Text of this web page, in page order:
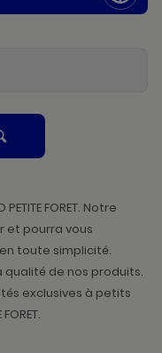
FORET. Notre
et pourra vous
toute simplicité.
de nos produits.
exclusives à petits